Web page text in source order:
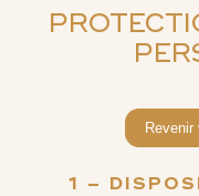
1 –